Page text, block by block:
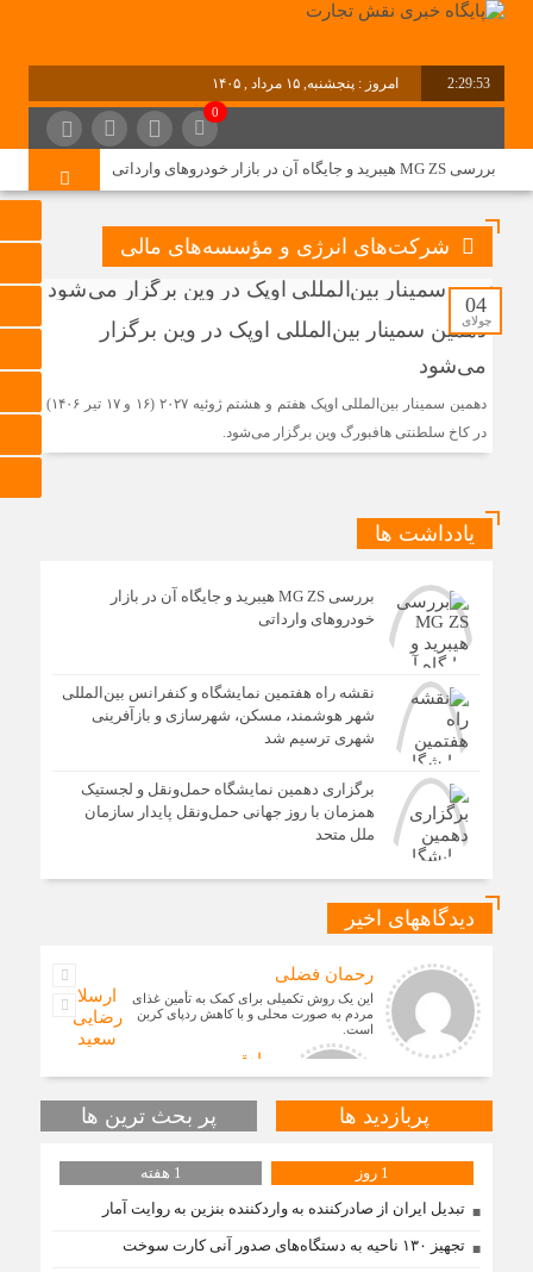
2:29:54 امروز : پنجشنبه, ۱۵ مرداد , ۱۴۰۵
0
بررسی MG ZS هیبرید و جایگاه آن در بازار خودروهای وارداتی
نقشه راه هفتمین نمایشگاه و کنفرانس بین‌المللی شهر
هوشمند، مسکن، شهرسازی و بازآفرینی شهری ترسیم شد
برگزاری دهمین نمایشگاه حمل‌ونقل و لجستیک همزمان با روز
ترکیه و عراق قرارداد خط لوله انتقال نفت را امضا کردند
«سی‌ان‌جی» کلید امنیت معیشتی خانوارها
تولید نفت اعضای اوپک پلاس روی کاغذ افزایش یافت
آغاز اجرای طرح تخصیص یارانه سوخت از طریق کارت‌های
شرکت‌های انرژی و مؤسسه‌های مالی
04
جولای
دهمین سمینار بین‌المللی اوپک در وین برگزار
می‌شود
دهمین سمینار بین‌المللی اوپک هفتم و هشتم ژوئیه ۲۰۲۷ (۱۶ و ۱۷ تیر ۱۴۰۶)
در کاخ سلطنتی هافبورگ وین برگزار می‌شود.
یادداشت ها
بررسی MG ZS هیبرید و جایگاه آن در بازار
خودروهای وارداتی
نقشه راه هفتمین نمایشگاه و کنفرانس بین‌المللی
شهر هوشمند، مسکن، شهرسازی و بازآفرینی
شهری ترسیم شد
برگزاری دهمین نمایشگاه حمل‌ونقل و لجستیک
همزمان با روز جهانی حمل‌ونقل پایدار سازمان
ملل متحد
دیدگاههای اخیر
رحمان فضلی
این یک روش تکمیلی برای کمک به تأمین غذای
مردم به صورت محلی و با کاهش ردپای کربن
است.
ارسلان
رضایی
محصولات زراعی جهان به مناطق شهری و
مناطق دیگر می‌توان زمین را از وضع
سعید
صادقی
بله دیدگاه شما کاملا درست است. آمار و ارقام
محمد حسنی
پربازدید ها پر بحث ترین ها
1 روز
1 هفته
تبدیل ایران از صادرکننده به واردکننده بنزین به روایت آمار
تجهیز ۱۳۰ ناحیه به دستگاه‌های صدور آنی کارت سوخت